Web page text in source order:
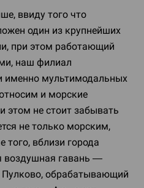
ввиду того что
один из крупнейших
при этом работающий
наш филиал
именно мультимодальных
и морские
этом не стоит забывать
не только морским,
вблизи города
воздушная гавань —
обрабатывающий